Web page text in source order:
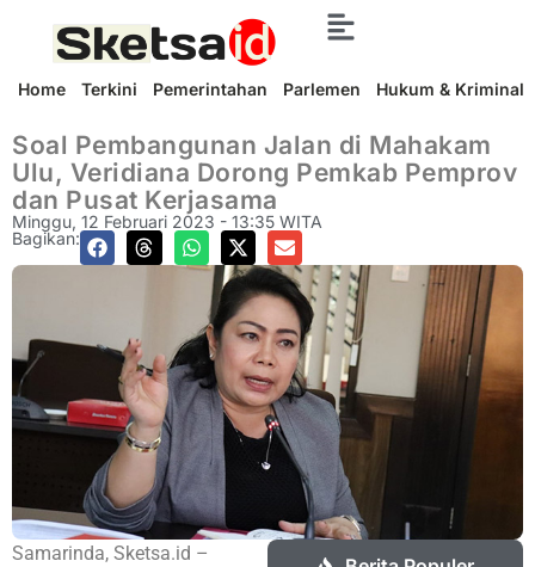
Home Terkini Pemerintahan Parlemen Hukum & Kriminal
Soal Pembangunan Jalan di Mahakam
Ulu, Veridiana Dorong Pemkab Pemprov
dan Pusat Kerjasama
Minggu, 12 Februari 2023 - 13:35 WITA
Bagikan:
Samarinda, Sketsa.id –